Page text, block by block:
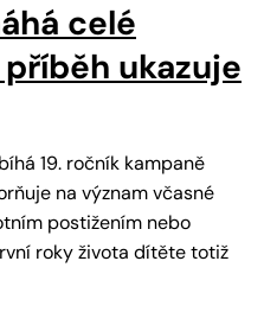
celé
ukazuje
19. ročník kampaně
na význam včasné
postižením nebo
roky života dítěte totiž